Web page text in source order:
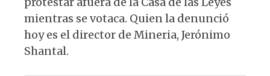
mientras se votaca. Quien la denunció
hoy es el director de Mineria, Jerónimo
Shantal.